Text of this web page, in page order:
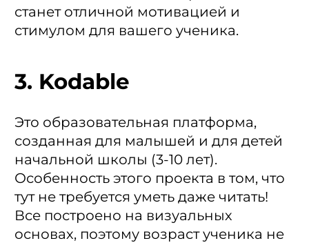
станет отличной мотивацией и
стимулом для вашего ученика.
3. Kodable
Это образовательная платформа,
созданная для малышей и для детей
начальной школы (3-10 лет).
Особенность этого проекта в том, что
тут не требуется уметь даже читать!
Все построено на визуальных
основах, поэтому возраст ученика не